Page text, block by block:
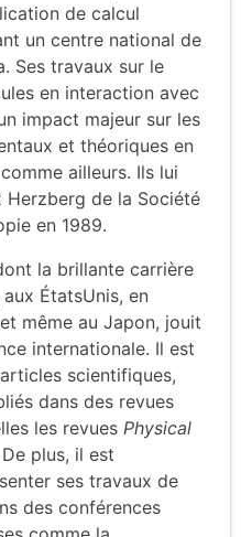
de calcul
un centre national de
Ses travaux sur le
en interaction avec
impact majeur sur les
et théoriques en
ailleurs. Ils lui
de la Société
en 1989.
la brillante carrière
aux États­Unis, en
même au Japon, jouit
internationale. Il est
scientifiques,
dans des revues
les revues Physical
De plus, il est
ses travaux de
des conférences